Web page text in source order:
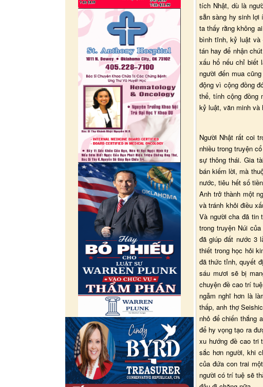
tích Nhật, dù là
sẵn sàng hy sinh lợi
ta thấy rằng không
bình tĩnh, kỷ luật và
tán hay để nhận
xấu hổ nếu chỉ biết
người đến mua
động vì cộng đồng
thể, tính cộng đồng
kỷ luật, văn minh và
Người Nhật rất coi
nhiều trong truyện
sự thông thái. Gia
bán kiếm lời, mà
nước, tiêu hết số
Anh trở thành một
và tránh khỏi điều
Và người cha đã tin
trong truyện Núi
đã giúp đất nước 3
thiết trong học hỏi
đã thức tỉnh, quyết
sáu mươi sẽ bị
chuyện đề cao trí
ngẫm nghĩ hơn là
thấp, anh thợ
nhỏ để chiến thắng
để hy vọng tạo ra
xu hướng đề cao tri
sắc hơn người, khi
của đứa con trai
người có trí tuệ sẽ